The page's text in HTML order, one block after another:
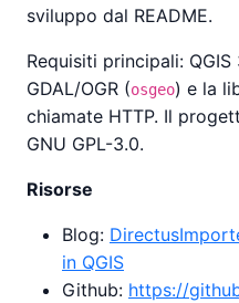
sviluppo dal README.
Requisiti principali:
GDAL/OGR (osgeo) e la
chiamate HTTP. Il
GNU GPL-3.0.
Risorse
Blog:
in QGIS
Github: https://